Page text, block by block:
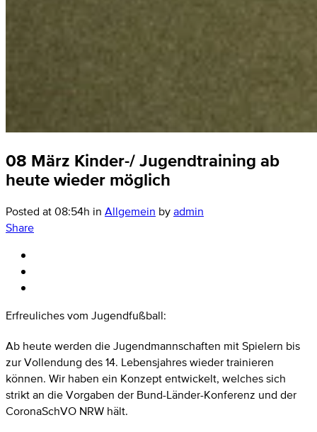
08 März Kinder-/ Jugendtraining ab
heute wieder möglich
Posted at 08:54h in Allgemein byadmin
Share
Erfreuliches vom Jugendfußball:
Ab heute werden die Jugendmannschaften mit Spielern bis
zur Vollendung des 14. Lebensjahres wieder trainieren
können. Wir haben ein Konzept entwickelt, welches sich
strikt an die Vorgaben der Bund-Länder-Konferenz und der
CoronaSchVO NRW hält.